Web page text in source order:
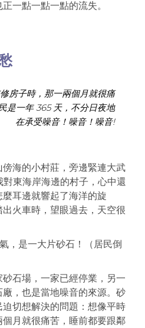
一點一點一點的流失。
房子時，那一兩個月就很痛
是一年 365 天，不分日夜地
在承受噪音！噪音！噪音!
海的小村莊，旁邊緊連大武
東海岸海邊的村子，心中還
耳邊就響起了海洋的旋
火車時，望眼過去，天空很
，是一大片砂石！（居民倒
石場，一家已經停業，另一
，也是當地噪音的來源。砂
切想解決的問題：想像平時
月就很痛苦，睡前都要跟鄰